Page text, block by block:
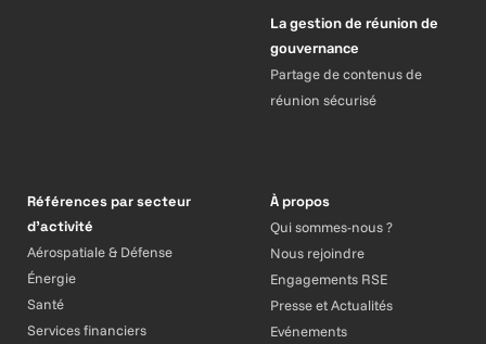
La gestion de réunion de
gouvernance
Partage de contenus de
réunion sécurisé
Références par secteur
d’activité
Aérospatiale & Défense
Énergie
Santé
Services financiers
À propos
Qui sommes-nous ?
Nous rejoindre
Engagements RSE
Presse et Actualités
Evénements